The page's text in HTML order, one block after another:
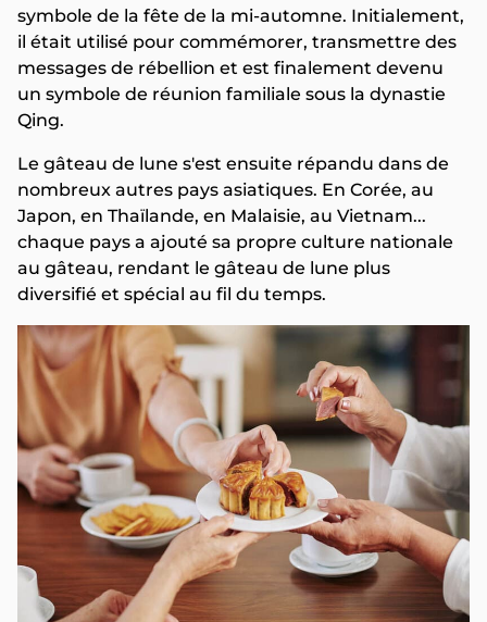
symbole de la fête de la mi-automne. Initialement,
il était utilisé pour commémorer, transmettre des
messages de rébellion et est finalement devenu
un symbole de réunion familiale sous la dynastie
Qing.
Le gâteau de lune s'est ensuite répandu dans de
nombreux autres pays asiatiques. En Corée, au
Japon, en Thaïlande, en Malaisie, au Vietnam...
chaque pays a ajouté sa propre culture nationale
au gâteau, rendant le gâteau de lune plus
diversifié et spécial au fil du temps.